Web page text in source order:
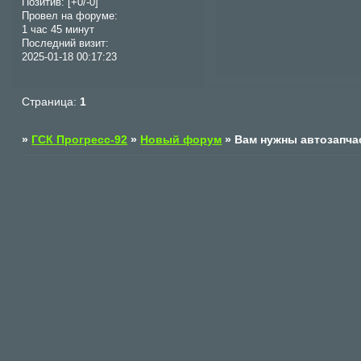
Позитив:
[+0/-0]
Провел на форуме:
1 час 45 минут
Последний визит:
2025-01-18 00:17:23
Страница: 1
» ГСК Прогресс-92 » Новый форум » Вам нужны